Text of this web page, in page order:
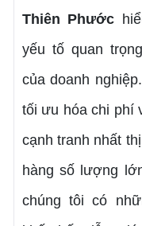
Thiên Phước
yếu tố quan
của doanh
tối ưu hóa chi phí
cạnh tranh nhất
hàng số lượng
chúng tôi có